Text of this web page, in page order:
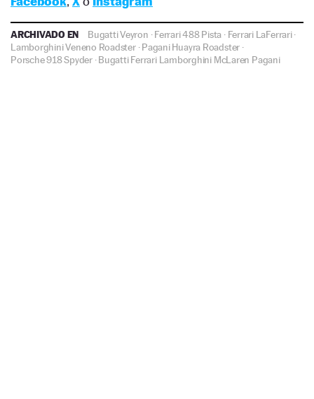
ARCHIVADO EN Bugatti Veyron ·Ferrari 488 Pista · Ferrari LaFerrari·
Lamborghini Veneno Roadster·Pagani Huayra Roadster ·
Porsche 918 Spyder·Bugatti Ferrari Lamborghini McLaren Pagani